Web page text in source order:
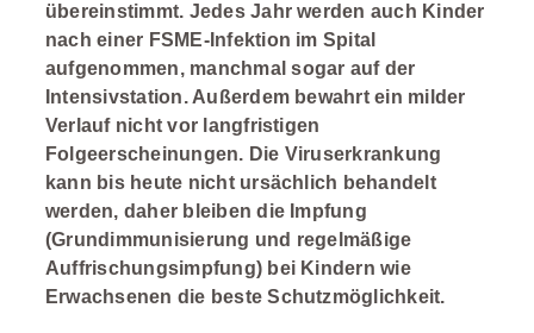
übereinstimmt. Jedes Jahr werden auch Kinder
nach einer FSME-Infektion im Spital
aufgenommen, manchmal sogar auf der
Intensivstation. Außerdem bewahrt ein milder
Verlauf nicht vor langfristigen
Folgeerscheinungen. Die Viruserkrankung
kann bis heute nicht ursächlich behandelt
werden, daher bleiben die Impfung
(Grundimmunisierung und regelmäßige
Auffrischungsimpfung) bei Kindern wie
Erwachsenen die beste Schutzmöglichkeit.